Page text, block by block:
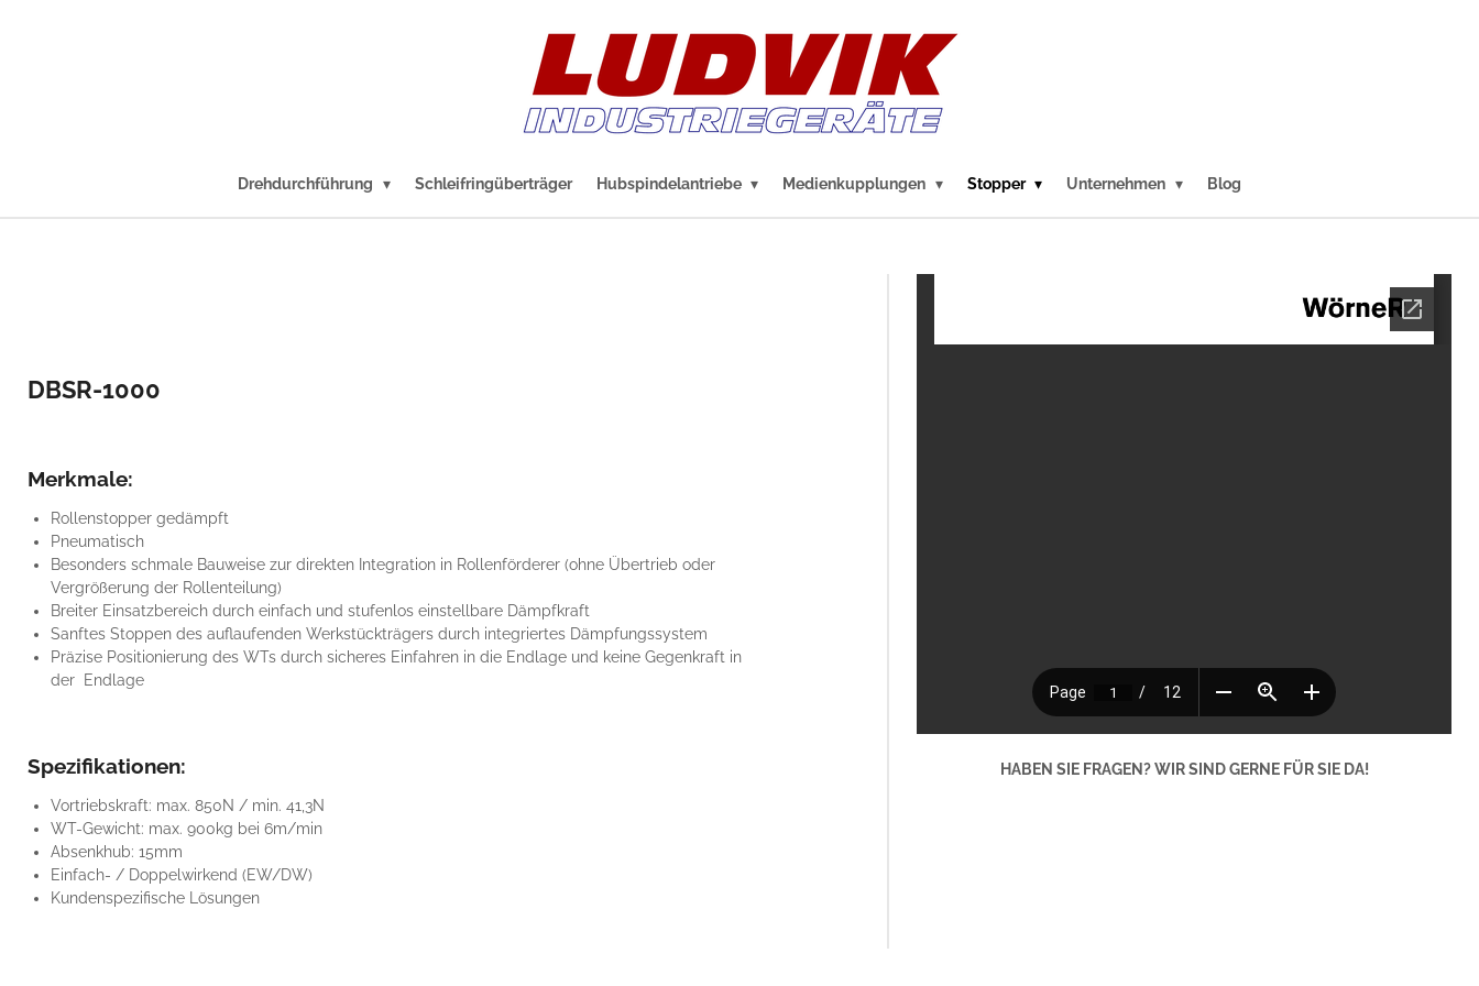
Drehdurchführung Schleifringüberträger Hubspindelantriebe Medienkupplungen Stopper Unternehmen Blog
DBSR-1000
Merkmale:
Rollenstopper gedämpft
Pneumatisch
Besonders schmale Bauweise zur direkten Integration in Rollenförderer (ohne Übertrieb oder
Vergrößerung der Rollenteilung)
Breiter Einsatzbereich durch einfach und stufenlos einstellbare Dämpfkraft
Sanftes Stoppen des auflaufenden Werkstückträgers durch integriertes Dämpfungssystem
Präzise Positionierung des WTs durch sicheres Einfahren in die Endlage und keine Gegenkraft in
der Endlage
Spezifikationen:
Vortriebskraft: max. 850N / min. 41,3N
WT-Gewicht: max. 900kg bei 6m/min
Absenkhub: 15mm
Einfach- / Doppelwirkend (EW/DW)
Kundenspezifische Lösungen
HABEN SIE FRAGEN? WIR SIND GERNE FÜR SIE DA!